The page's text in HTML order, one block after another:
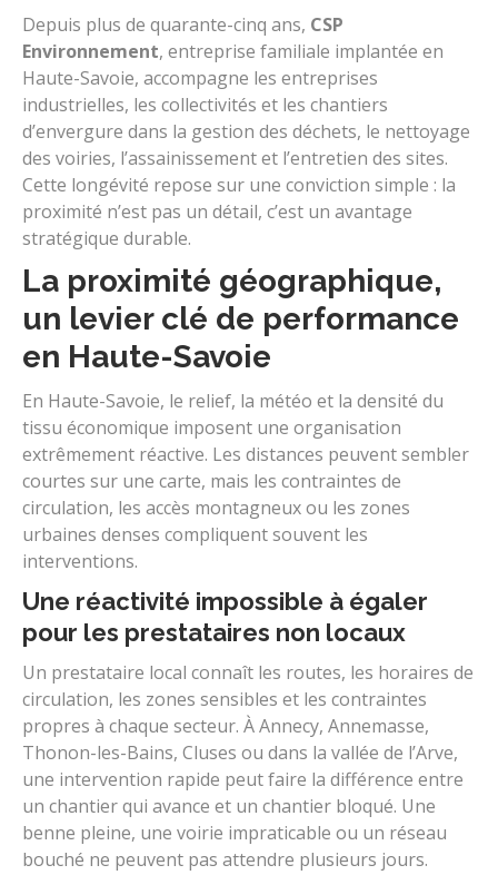
Depuis plus de quarante-cinq ans, CSP
Environnement, entreprise familiale implantée en
Haute-Savoie, accompagne les entreprises
industrielles, les collectivités et les chantiers
d’envergure dans la gestion des déchets, le nettoyage
des voiries, l’assainissement et l’entretien des sites.
Cette longévité repose sur une conviction simple : la
proximité n’est pas un détail, c’est un avantage
stratégique durable.
La proximité géographique,
un levier clé de performance
en Haute-Savoie
En Haute-Savoie, le relief, la météo et la densité du
tissu économique imposent une organisation
extrêmement réactive. Les distances peuvent sembler
courtes sur une carte, mais les contraintes de
circulation, les accès montagneux ou les zones
urbaines denses compliquent souvent les
interventions.
Une réactivité impossible à égaler
pour les prestataires non locaux
Un prestataire local connaît les routes, les horaires de
circulation, les zones sensibles et les contraintes
propres à chaque secteur. À Annecy, Annemasse,
Thonon-les-Bains, Cluses ou dans la vallée de l’Arve,
une intervention rapide peut faire la différence entre
un chantier qui avance et un chantier bloqué. Une
benne pleine, une voirie impraticable ou un réseau
bouché ne peuvent pas attendre plusieurs jours.